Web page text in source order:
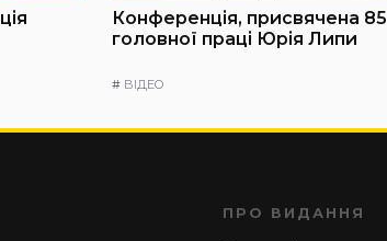
Конференція, присвячена 85
головної праці Юрія Липи
# ВІДЕО
ПРО ВИДАННЯ